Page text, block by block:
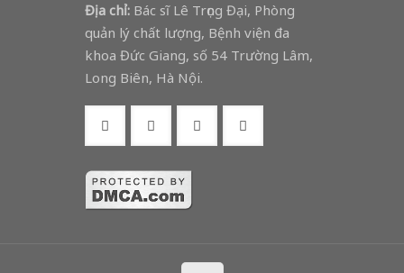
Địa chỉ: Bác sĩ Lê Trọng Đại, Phòng
quản lý chất lượng, Bệnh viện đa
khoa Đức Giang, số 54 Trường Lâm,
Long Biên, Hà Nội.